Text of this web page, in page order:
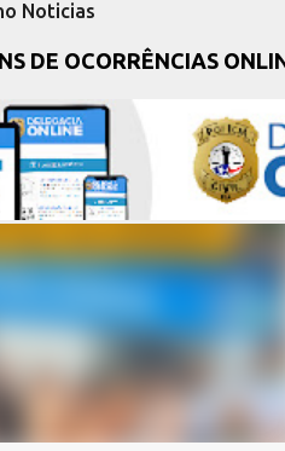
Noticias
DE OCORRÊNCIAS